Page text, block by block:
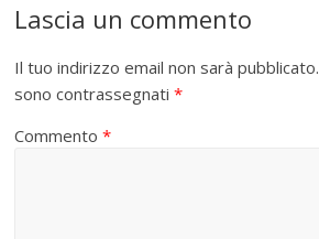
Lascia un commento
Il tuo indirizzo email non sarà pubblicato.
sono contrassegnati*
Commento*